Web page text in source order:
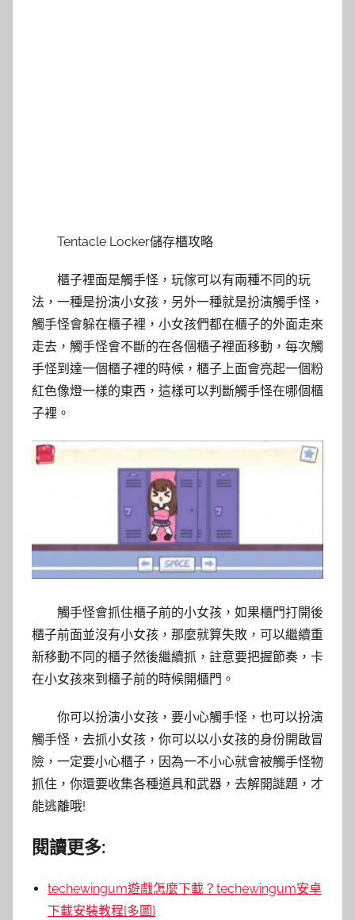
Tentacle Locker儲存櫃攻略
櫃子裡面是觸手怪，玩傢可以有兩種不同的玩
法，一種是扮演小女孩，另外一種就是扮演觸手怪，
觸手怪會躲在櫃子裡，小女孩們都在櫃子的外面走來
走去，觸手怪會不斷的在各個櫃子裡面移動，每次觸
手怪到達一個櫃子裡的時候，櫃子上面會亮起一個粉
紅色像燈一樣的東西，這樣可以判斷觸手怪在哪個櫃
子裡。
觸手怪會抓住櫃子前的小女孩，如果櫃門打開後
櫃子前面並沒有小女孩，那麼就算失敗，可以繼續重
新移動不同的櫃子然後繼續抓，註意要把握節奏，卡
在小女孩來到櫃子前的時候開櫃門。
你可以扮演小女孩，要小心觸手怪，也可以扮演
觸手怪，去抓小女孩，你可以以小女孩的身份開啟冒
險，一定要小心櫃子，因為一不小心就會被觸手怪物
抓住，你還要收集各種道具和武器，去解開謎題，才
能逃離哦!
閱讀更多:
techewingum遊戲怎麼下載？techewingum安卓
下載安裝教程[多圖]